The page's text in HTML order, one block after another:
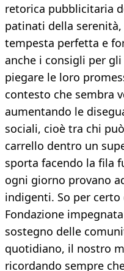
retorica pubblicitaria
patinati della serenità,
tempesta perfetta e
anche i consigli per
piegare le loro
contesto che sembra
aumentando le
sociali, cioè tra chi
carrello dentro un
sporta facendo la fila
ogni giorno provano
indigenti. So per certo
Fondazione
sostegno delle
quotidiano, il nostro
ricordando sempre